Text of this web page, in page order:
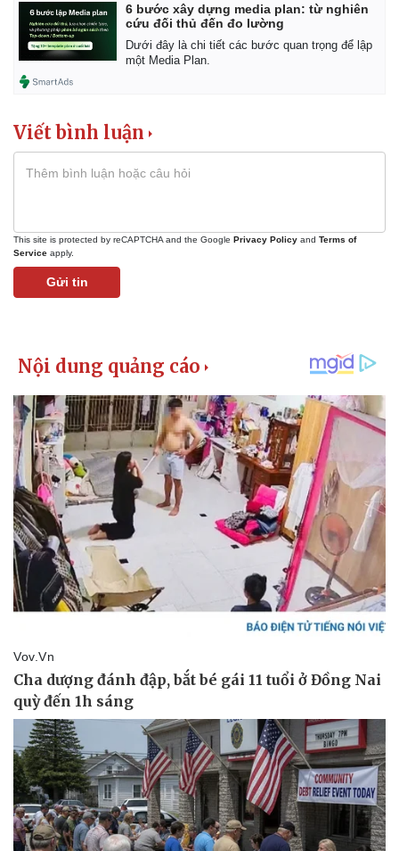
6 bước xây dựng media plan: từ nghiên
cứu đối thủ đến đo lường
Dưới đây là chi tiết các bước quan trọng để lập
một Media Plan.
Viết bình luận
This site is protected by reCAPTCHA and the Google Privacy Policy and Terms of
Service apply.
Gửi tin